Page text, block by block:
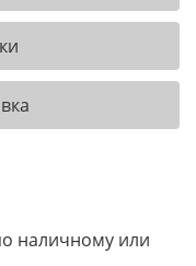
наличному или